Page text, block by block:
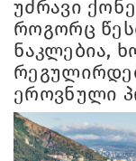
უძრავი
როგორც
ნაკლებია,
ეროვნული